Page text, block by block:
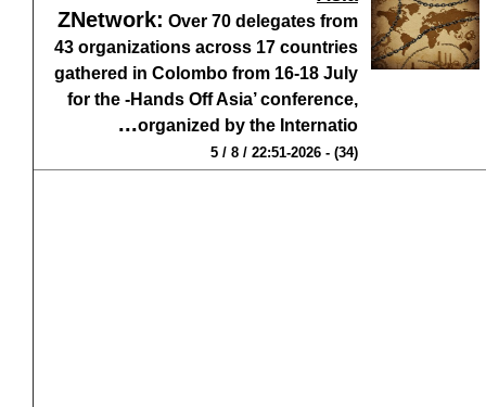
ZNetwork: Over 70 delegates from
43 organizations across 17 countries
gathered in Colombo from 16-18 July
for the -Hands Off Asia’ conference,
organized by the Internatio
...
(34) - 22:51-2026 / 8 / 5